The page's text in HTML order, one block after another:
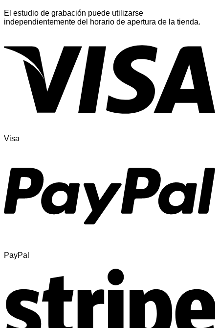
El estudio de grabación puede utilizarse
independientemente del horario de apertura de la tienda.
Visa
PayPal